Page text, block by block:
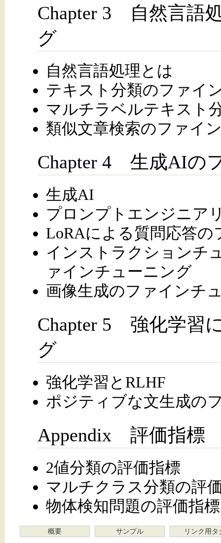
Chapter 3 自然言語
グ
自然言語処理とは
テキスト分類のファイ
マルチラベルテキスト
類似文章検索のファイ
Chapter 4 生成AIの
生成AI
プロンプトエンジニア
LoRAによる質問応答
インストラクションチ
ァインチューニング
画像生成のファインチ
Chapter 5 強化学習
グ
強化学習とRLHF
ポジティブな文生成の
Appendix 評価指標
2値分類の評価指標
マルチクラス分類の評
物体検知問題の評価指標
概要 サンプル リンク用タ